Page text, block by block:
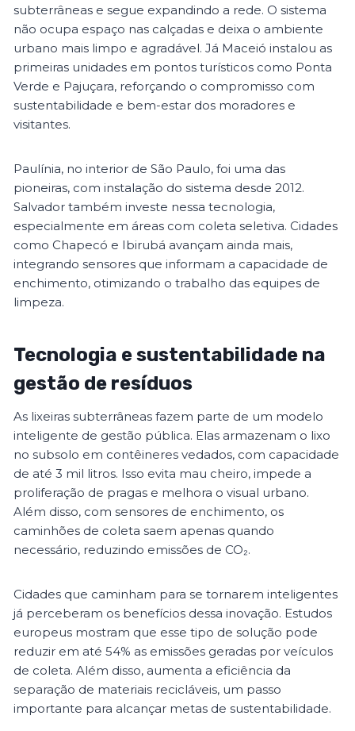
subterrâneas e segue expandindo a rede. O sistema
não ocupa espaço nas calçadas e deixa o ambiente
urbano mais limpo e agradável. Já Maceió instalou as
primeiras unidades em pontos turísticos como Ponta
Verde e Pajuçara, reforçando o compromisso com
sustentabilidade e bem-estar dos moradores e
visitantes.
Paulínia, no interior de São Paulo, foi uma das
pioneiras, com instalação do sistema desde 2012.
Salvador também investe nessa tecnologia,
especialmente em áreas com coleta seletiva. Cidades
como Chapecó e Ibirubá avançam ainda mais,
integrando sensores que informam a capacidade de
enchimento, otimizando o trabalho das equipes de
limpeza.
Tecnologia e sustentabilidade na
gestão de resíduos
As lixeiras subterrâneas fazem parte de um modelo
inteligente de gestão pública. Elas armazenam o lixo
no subsolo em contêineres vedados, com capacidade
de até 3 mil litros. Isso evita mau cheiro, impede a
proliferação de pragas e melhora o visual urbano.
Além disso, com sensores de enchimento, os
caminhões de coleta saem apenas quando
necessário, reduzindo emissões de CO₂.
Cidades que caminham para se tornarem inteligentes
já perceberam os benefícios dessa inovação. Estudos
europeus mostram que esse tipo de solução pode
reduzir em até 54% as emissões geradas por veículos
de coleta. Além disso, aumenta a eficiência da
separação de materiais recicláveis, um passo
importante para alcançar metas de sustentabilidade.